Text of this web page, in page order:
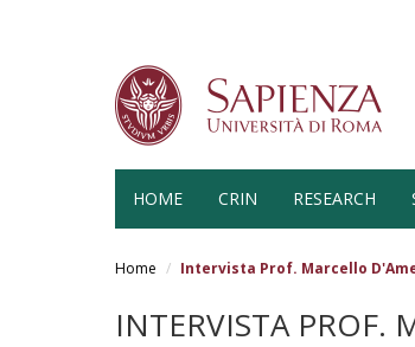
HOME CRIN RESEARCH
Home Intervista Prof. Marcello
INTERVISTA PROF.